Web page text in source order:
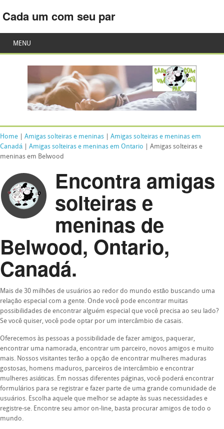
Cada um com seu par
MENU
Home Amigas solteiras e meninas
Amigas solteiras e meninas em
Canadá
Amigas solteiras e meninas em Ontario | Amigas solteiras e
meninas em Belwood
Encontra amigas
solteiras e
meninas de
Belwood, Ontario,
Canadá.
Mais de 30 milhões de usuários ao redor do mundo estão buscando uma
relação especial com a gente. Onde você pode encontrar muitas
possibilidades de encontrar alguém especial que você precisa ao seu lado?
Se você quiser, você pode optar por um intercâmbio de casais.
Oferecemos às pessoas a possibilidade de fazer amigos, paquerar,
encontrar uma namorada, encontrar um parceiro, novos amigos e muito
mais. Nossos visitantes terão a opção de encontrar mulheres maduras
gostosas, homens maduros, parceiros de intercâmbio e encontrar
mulheres asiáticas. Em nossas diferentes páginas, você poderá encontrar
formulários para se registrar e fazer parte de uma grande comunidade de
usuários. Escolha aquele que melhor se adapte às suas necessidades e
registre-se. Encontre seu amor on-line, basta procurar amigos de todo o
mundo.